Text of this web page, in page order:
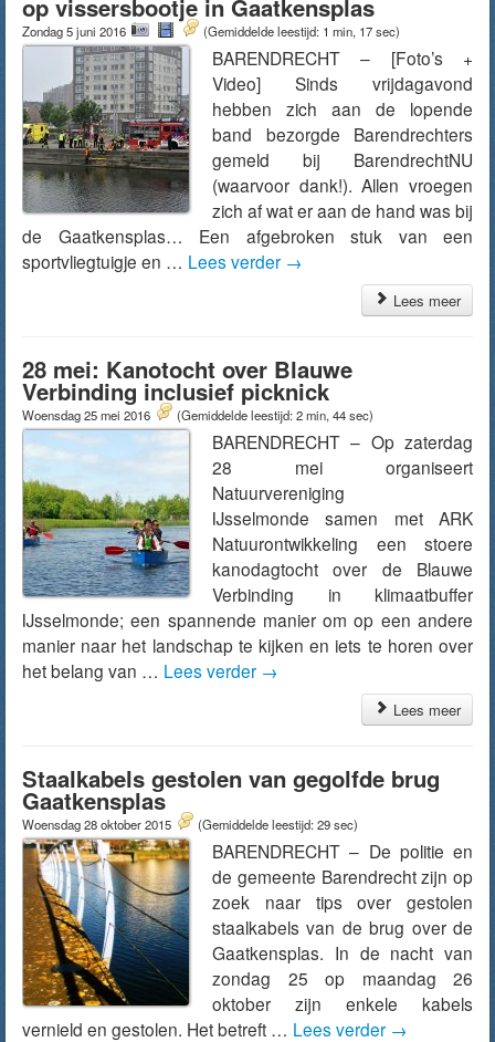
op vissersbootje in Gaatkensplas
Zondag 5 juni 2016 (Gemiddelde leestijd: 1 min, 17 sec)
BARENDRECHT – [Foto’s +
Video] Sinds vrijdagavond
hebben zich aan de lopende
band bezorgde Barendrechters
gemeld bij BarendrechtNU
(waarvoor dank!). Allen vroegen
zich af wat er aan de hand was bij
de Gaatkensplas… Een afgebroken stuk van een
sportvliegtuigje en … Lees verder →
Lees meer
28 mei: Kanotocht over Blauwe
Verbinding inclusief picknick
Woensdag 25 mei 2016 (Gemiddelde leestijd: 2 min, 44 sec)
BARENDRECHT – Op zaterdag
28 mei organiseert
Natuurvereniging
IJsselmonde samen met ARK
Natuurontwikkeling een stoere
kanodagtocht over de Blauwe
Verbinding in klimaatbuffer
IJsselmonde; een spannende manier om op een andere
manier naar het landschap te kijken en iets te horen over
het belang van … Lees verder →
Lees meer
Staalkabels gestolen van gegolfde brug
Gaatkensplas
Woensdag 28 oktober 2015 (Gemiddelde leestijd: 29 sec)
BARENDRECHT – De politie en
de gemeente Barendrecht zijn op
zoek naar tips over gestolen
staalkabels van de brug over de
Gaatkensplas. In de nacht van
zondag 25 op maandag 26
oktober zijn enkele kabels
vernield en gestolen. Het betreft … Lees verder →